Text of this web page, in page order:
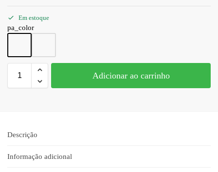
Em estoque
pa_color
Adicionar ao carrinho
Descrição
Informação adicional